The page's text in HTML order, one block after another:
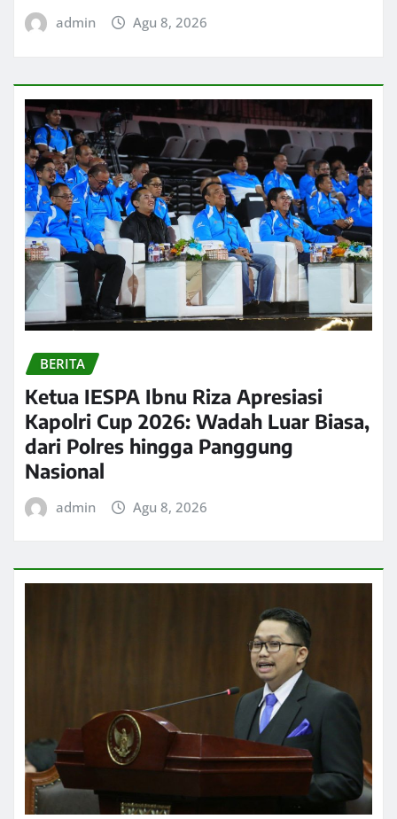
admin Agu 8, 2026
BERITA
Ketua IESPA Ibnu Riza Apresiasi
Kapolri Cup 2026: Wadah Luar Biasa,
dari Polres hingga Panggung
Nasional
admin Agu 8, 2026